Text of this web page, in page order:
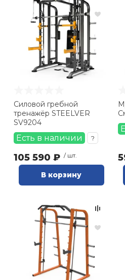
Силовой гребной
тренажёр STEELVER
SV9204
Есть в наличии ?
105 590 ₽ / шт.
В корзину